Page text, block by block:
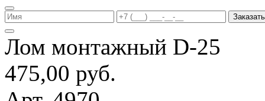
Заказать
Лом монтажный D-25
475,00 руб.